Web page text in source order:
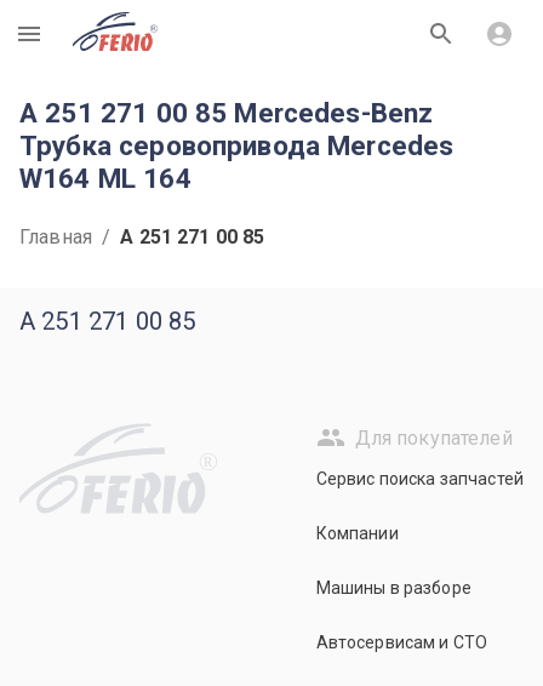
R
A 251 271 00 85 Mercedes-Benz
Трубка серовопривода Mercedes
W164 ML 164
Главная / A 251 271 00 85
A 251 271 00 85
R
Для покупателей
Сервис поиска запчастей
Компании
Машины в разборе
Автосервисам и СТО